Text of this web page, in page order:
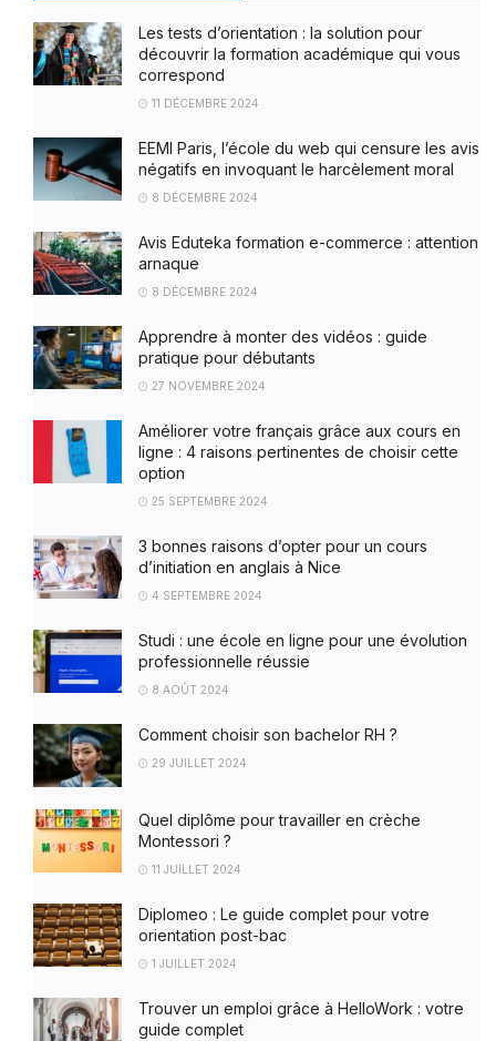
Les tests d’orientation : la solution pour
découvrir la formation académique qui vous
correspond
11 DÉCEMBRE 2024
EEMI Paris, l’école du web qui censure les avis
négatifs en invoquant le harcèlement moral
8 DÉCEMBRE 2024
Avis Eduteka formation e-commerce : attention
arnaque
8 DÉCEMBRE 2024
Apprendre à monter des vidéos : guide
pratique pour débutants
27 NOVEMBRE 2024
Améliorer votre français grâce aux cours en
ligne : 4 raisons pertinentes de choisir cette
option
25 SEPTEMBRE 2024
3 bonnes raisons d’opter pour un cours
d’initiation en anglais à Nice
4 SEPTEMBRE 2024
Studi : une école en ligne pour une évolution
professionnelle réussie
8 AOÛT 2024
Comment choisir son bachelor RH ?
29 JUILLET 2024
Quel diplôme pour travailler en crèche
Montessori ?
11 JUILLET 2024
Diplomeo : Le guide complet pour votre
orientation post-bac
1 JUILLET 2024
Trouver un emploi grâce à HelloWork : votre
guide complet